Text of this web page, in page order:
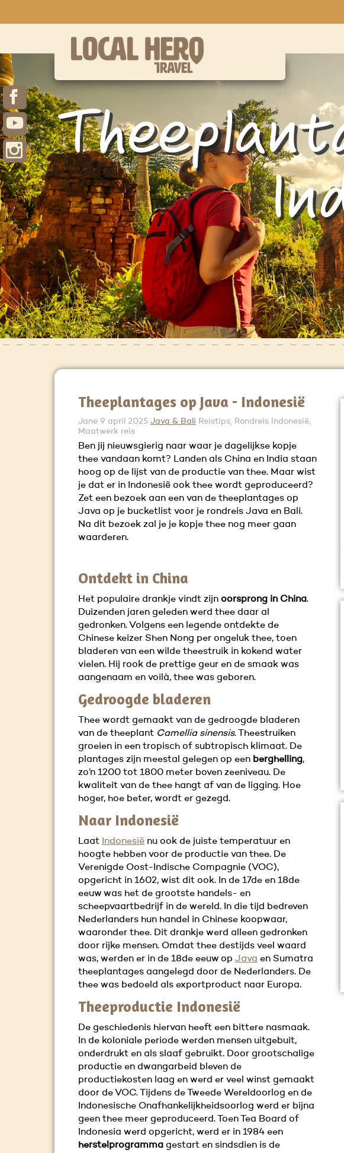
Theeplantages op Java - Indonesië
Jane 9 april 2025 Java & Bali Reistips, Rondreis Indonesië,
Maatwerk reis
Ben jij nieuwsgierig naar waar je dagelijkse kopje
thee vandaan komt? Landen als China en India staan
hoog op de lijst van de productie van thee. Maar wist
je dat er in Indonesië ook thee wordt geproduceerd?
Zet een bezoek aan een van de theeplantages op
Java op je bucketlist voor je rondreis Java en Bali.
Na dit bezoek zal je je kopje thee nog meer gaan
waarderen.
Ontdekt in China
Het populaire drankje vindt zijn oorsprong in China.
Duizenden jaren geleden werd thee daar al
gedronken. Volgens een legende ontdekte de
Chinese keizer Shen Nong per ongeluk thee, toen
bladeren van een wilde theestruik in kokend water
vielen. Hij rook de prettige geur en de smaak was
aangenaam en voilà, thee was geboren.
Gedroogde bladeren
Thee wordt gemaakt van de gedroogde bladeren
van de theeplant Camellia sinensis. Theestruiken
groeien in een tropisch of subtropisch klimaat. De
plantages zijn meestal gelegen op een berghelling,
zo’n 1200 tot 1800 meter boven zeeniveau. De
kwaliteit van de thee hangt af van de ligging. Hoe
hoger, hoe beter, wordt er gezegd.
Naar Indonesië
Laat Indonesië nu ook de juiste temperatuur en
hoogte hebben voor de productie van thee. De
Verenigde Oost-Indische Compagnie (VOC),
opgericht in 1602, wist dit ook. In de 17de en 18de
eeuw was het de grootste handels- en
scheepvaartbedrijf in de wereld. In die tijd bedreven
Nederlanders hun handel in Chinese koopwaar,
waaronder thee. Dit drankje werd alleen gedronken
door rijke mensen. Omdat thee destijds veel waard
was, werden er in de 18de eeuw op Java en Sumatra
theeplantages aangelegd door de Nederlanders. De
thee was bedoeld als exportproduct naar Europa.
Theeproductie Indonesië
De geschiedenis hiervan heeft een bittere nasmaak.
In de koloniale periode werden mensen uitgebuit,
onderdrukt en als slaaf gebruikt. Door grootschalige
productie en dwangarbeid bleven de
productiekosten laag en werd er veel winst gemaakt
door de VOC. Tijdens de Tweede Wereldoorlog en de
Indonesische Onafhankelijkheidsoorlog werd er bijna
geen thee meer geproduceerd. Toen Tea Board of
Indonesia werd opgericht, werd er in 1984 een
herstelprogramma gestart en sindsdien is de